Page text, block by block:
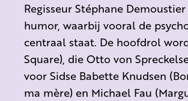
Regisseur Stéphane
humor, waarbij vooral de
centraal staat. De hoofdrol
Square), die Otto von
voor Sidse Babette Knudsen
ma mère) en Michael Fau